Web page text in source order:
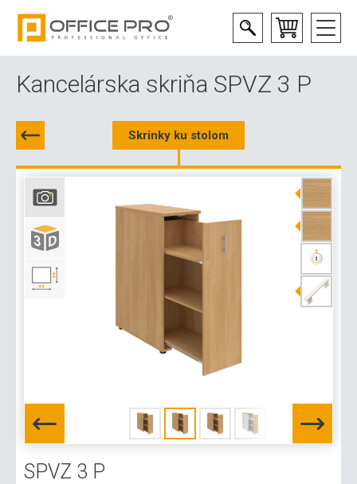
Kancelárska skriňa SPVZ 3 P
Skrinky ku stolom
SPVZ 3 P